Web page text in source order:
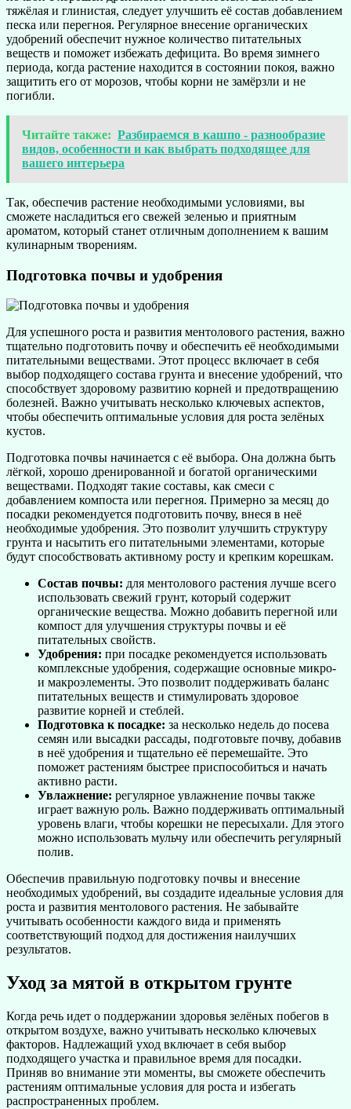
тяжёлая и глинистая, следует улучшить её состав добавлением
песка или перегноя. Регулярное внесение органических
удобрений обеспечит нужное количество питательных
веществ и поможет избежать дефицита. Во время зимнего
периода, когда растение находится в состоянии покоя, важно
защитить его от морозов, чтобы корни не замёрзли и не
погибли.
Читайте также: Разбираемся в кашпо - разнообразие
видов, особенности и как выбрать подходящее для
вашего интерьера
Так, обеспечив растение необходимыми условиями, вы
сможете насладиться его свежей зеленью и приятным
ароматом, который станет отличным дополнением к вашим
кулинарным творениям.
Подготовка почвы и удобрения
Для успешного роста и развития ментолового растения, важно
тщательно подготовить почву и обеспечить её необходимыми
питательными веществами. Этот процесс включает в себя
выбор подходящего состава грунта и внесение удобрений, что
способствует здоровому развитию корней и предотвращению
болезней. Важно учитывать несколько ключевых аспектов,
чтобы обеспечить оптимальные условия для роста зелёных
кустов.
Подготовка почвы начинается с её выбора. Она должна быть
лёгкой, хорошо дренированной и богатой органическими
веществами. Подходят такие составы, как смеси с
добавлением компоста или перегноя. Примерно за месяц до
посадки рекомендуется подготовить почву, внеся в неё
необходимые удобрения. Это позволит улучшить структуру
грунта и насытить его питательными элементами, которые
будут способствовать активному росту и крепким корешкам.
Состав почвы: для ментолового растения лучше всего
использовать свежий грунт, который содержит
органические вещества. Можно добавить перегной или
компост для улучшения структуры почвы и её
питательных свойств.
Удобрения: при посадке рекомендуется использовать
комплексные удобрения, содержащие основные микро-
и макроэлементы. Это позволит поддерживать баланс
питательных веществ и стимулировать здоровое
развитие корней и стеблей.
Подготовка к посадке: за несколько недель до посева
семян или высадки рассады, подготовьте почву, добавив
в неё удобрения и тщательно её перемешайте. Это
поможет растениям быстрее приспособиться и начать
активно расти.
Увлажнение: регулярное увлажнение почвы также
играет важную роль. Важно поддерживать оптимальный
уровень влаги, чтобы корешки не пересыхали. Для этого
можно использовать мульчу или обеспечить регулярный
полив.
Обеспечив правильную подготовку почвы и внесение
необходимых удобрений, вы создадите идеальные условия для
роста и развития ментолового растения. Не забывайте
учитывать особенности каждого вида и применять
соответствующий подход для достижения наилучших
результатов.
Уход за мятой в открытом грунте
Когда речь идет о поддержании здоровья зелёных побегов в
открытом воздухе, важно учитывать несколько ключевых
факторов. Надлежащий уход включает в себя выбор
подходящего участка и правильное время для посадки.
Приняв во внимание эти моменты, вы сможете обеспечить
растениям оптимальные условия для роста и избегать
распространенных проблем.